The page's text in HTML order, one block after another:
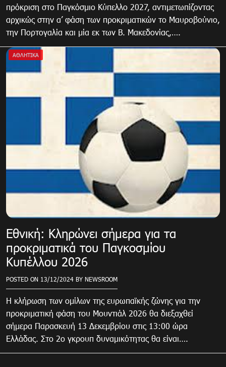
πρόκριση στο Παγκόσμιο Κύπελλο 2027, αντιμετωπίζοντας
αρχικώς στην α’ φάση των προκριματικών το Μαυροβούνιο,
την Πορτογαλία και μία εκ των Β. Μακεδονίας,….
ΑΘΛΗΤΙΚΑ
Εθνική: Κληρώνει σήμερα για τα
προκριματικά του Παγκοσμίου
Κυπέλλου 2026
POSTED ON 13/12/2024 BY NEWSROOM
Η κλήρωση των ομίλων της ευρωπαϊκής ζώνης για την
προκριματική φάση του Μουντιάλ 2026 θα διεξαχθεί
σήμερα Παρασκευή 13 Δεκεμβρίου στις 13:00 ώρα
Ελλάδας. Στο 2ο γκρουπ δυναμικότητας θα είναι….